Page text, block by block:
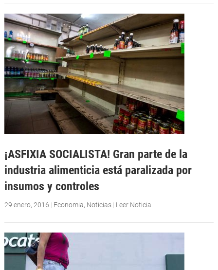
¡ASFIXIA SOCIALISTA! Gran parte de la
industria alimenticia está paralizada por
insumos y controles
29 enero, 2016 | Economia, Noticias | Leer Noticia